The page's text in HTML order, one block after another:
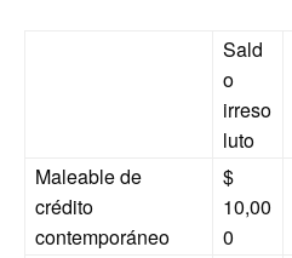
Sald
o
irreso
luto
Maleable de
crédito
contemporáneo
$
10,00
0